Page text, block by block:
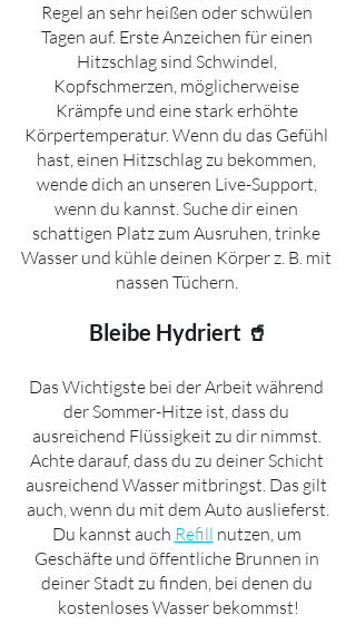
Regel an sehr heißen oder schwülen
Tagen auf. Erste Anzeichen für einen
Hitzschlag sind Schwindel,
Kopfschmerzen, möglicherweise
Krämpfe und eine stark erhöhte
Körpertemperatur. Wenn du das Gefühl
hast, einen Hitzschlag zu bekommen,
wende dich an unseren Live-Support,
wenn du kannst. Suche dir einen
schattigen Platz zum Ausruhen, trinke
Wasser und kühle deinen Körper z. B. mit
nassen Tüchern.
Bleibe Hydriert 🥤
Das Wichtigste bei der Arbeit während
der Sommer-Hitze ist, dass du
ausreichend Flüssigkeit zu dir nimmst.
Achte darauf, dass du zu deiner Schicht
ausreichend Wasser mitbringst. Das gilt
auch, wenn du mit dem Auto auslieferst.
Du kannst auch Refill nutzen, um
Geschäfte und öffentliche Brunnen in
deiner Stadt zu finden, bei denen du
kostenloses Wasser bekommst!